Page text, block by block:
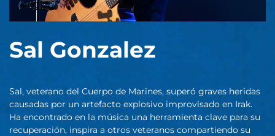
Sal Gonzalez
Sal, veterano del Cuerpo de Marines, superó graves heridas
causadas por un artefacto explosivo improvisado en Irak.
Ha encontrado en la música una herramienta clave para su
recuperación, inspira a otros veteranos compartiendo su